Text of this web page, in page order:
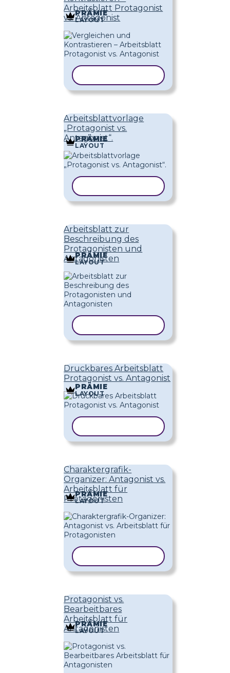
Arbeitsblatt Protagonist
vs. Antagonist
PRÄMIE
LAYOUT
Arbeitsblattvorlage
„Protagonist vs.
Antagonist“.
PRÄMIE
LAYOUT
Arbeitsblatt zur
Beschreibung des
Protagonisten und
Antagonisten
PRÄMIE
LAYOUT
Druckbares Arbeitsblatt
Protagonist vs. Antagonist
PRÄMIE
LAYOUT
Charaktergrafik-
Organizer: Antagonist vs.
Arbeitsblatt für
Protagonisten
PRÄMIE
LAYOUT
Protagonist vs.
Bearbeitbares
Arbeitsblatt für
Antagonisten
PRÄMIE
LAYOUT